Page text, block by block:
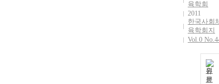
육학회
2011
한국사회
육학회지
Vol.0
원
문